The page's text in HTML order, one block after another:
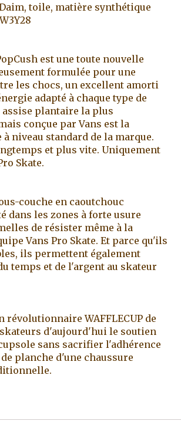
toile, matière synthétique
est une toute nouvelle
formulée pour une
les chocs, un excellent amorti
adapté à chaque type de
assise plantaire la plus
conçue par Vans est la
niveau standard de la marque.
et plus vite. Uniquement
Skate.
couche en caoutchouc
dans les zones à forte usure
de résister même à la
Vans Pro Skate. Et parce qu'ils
ils permettent également
temps et de l'argent au skateur
révolutionnaire WAFFLECUP de
d'aujourd'hui le soutien
sans sacrifier l'adhérence
planche d'une chaussure